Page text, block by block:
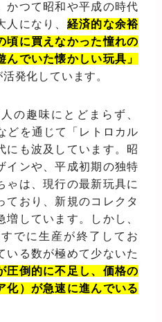
かつて昭和や平成の時代
人になり、 経済的な余裕
頃に買えなかった憧れの
でいた懐かしい玩具」
活発化しています。
の趣味にとどまらず、
どを通じて「レトロカル
にも波及しています。昭
インや、平成初期の独特
ゃは、現行の最新玩具に
ており、新規のコレクタ
しています。しかし、
でに生産が終了してお
いる数が極めて少ないた
圧倒的に不足し、価格の
化）が急速に進んでいる